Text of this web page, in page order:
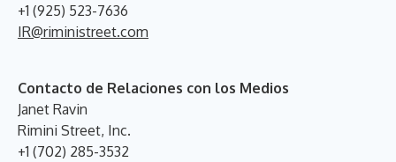
+1 (925) 523-7636
IR@riministreet.com
Contacto de Relaciones con los Medios
Janet Ravin
Rimini Street, Inc.
+1 (702) 285-3532